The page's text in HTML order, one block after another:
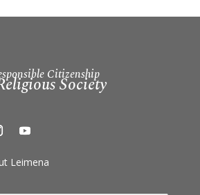
Citizenship
Society
Leimena